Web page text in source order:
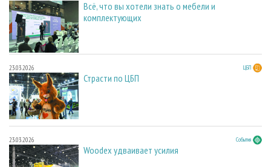
Всё, что вы хотели знать о мебели и
комплектующих
23.03.2026 ЦБП
Страсти по ЦБП
23.03.2026 События
Woodex удваивает усилия